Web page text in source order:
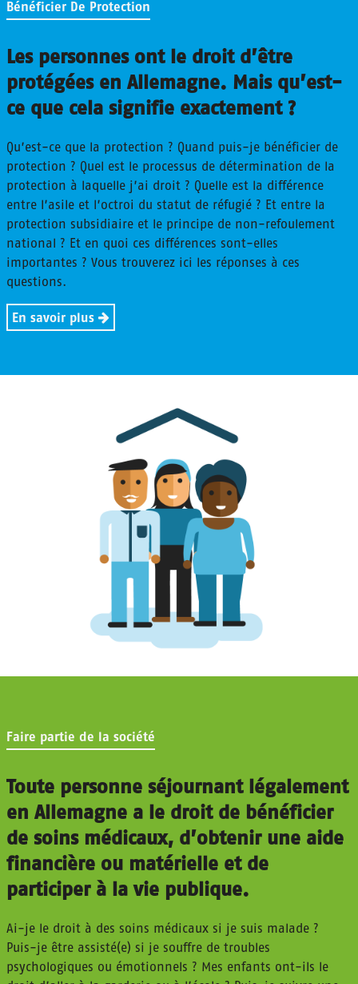
Bénéficier De Protection
Les personnes ont le droit d’être
protégées en Allemagne. Mais qu’est-
ce que cela signifie exactement ?
Qu’est-ce que la protection ? Quand puis-je bénéficier de
protection ? Quel est le processus de détermination de la
protection à laquelle j’ai droit ? Quelle est la différence
entre l’asile et l’octroi du statut de réfugié ? Et entre la
protection subsidiaire et le principe de non-refoulement
national ? Et en quoi ces différences sont-elles
importantes ? Vous trouverez ici les réponses à ces
questions.
En savoir plus
Faire partie de la société
Toute personne séjournant légalement
en Allemagne a le droit de bénéficier
de soins médicaux, d’obtenir une aide
financière ou matérielle et de
participer à la vie publique.
Ai-je le droit à des soins médicaux si je suis malade ?
Puis-je être assisté(e) si je souffre de troubles
psychologiques ou émotionnels ? Mes enfants ont-ils le